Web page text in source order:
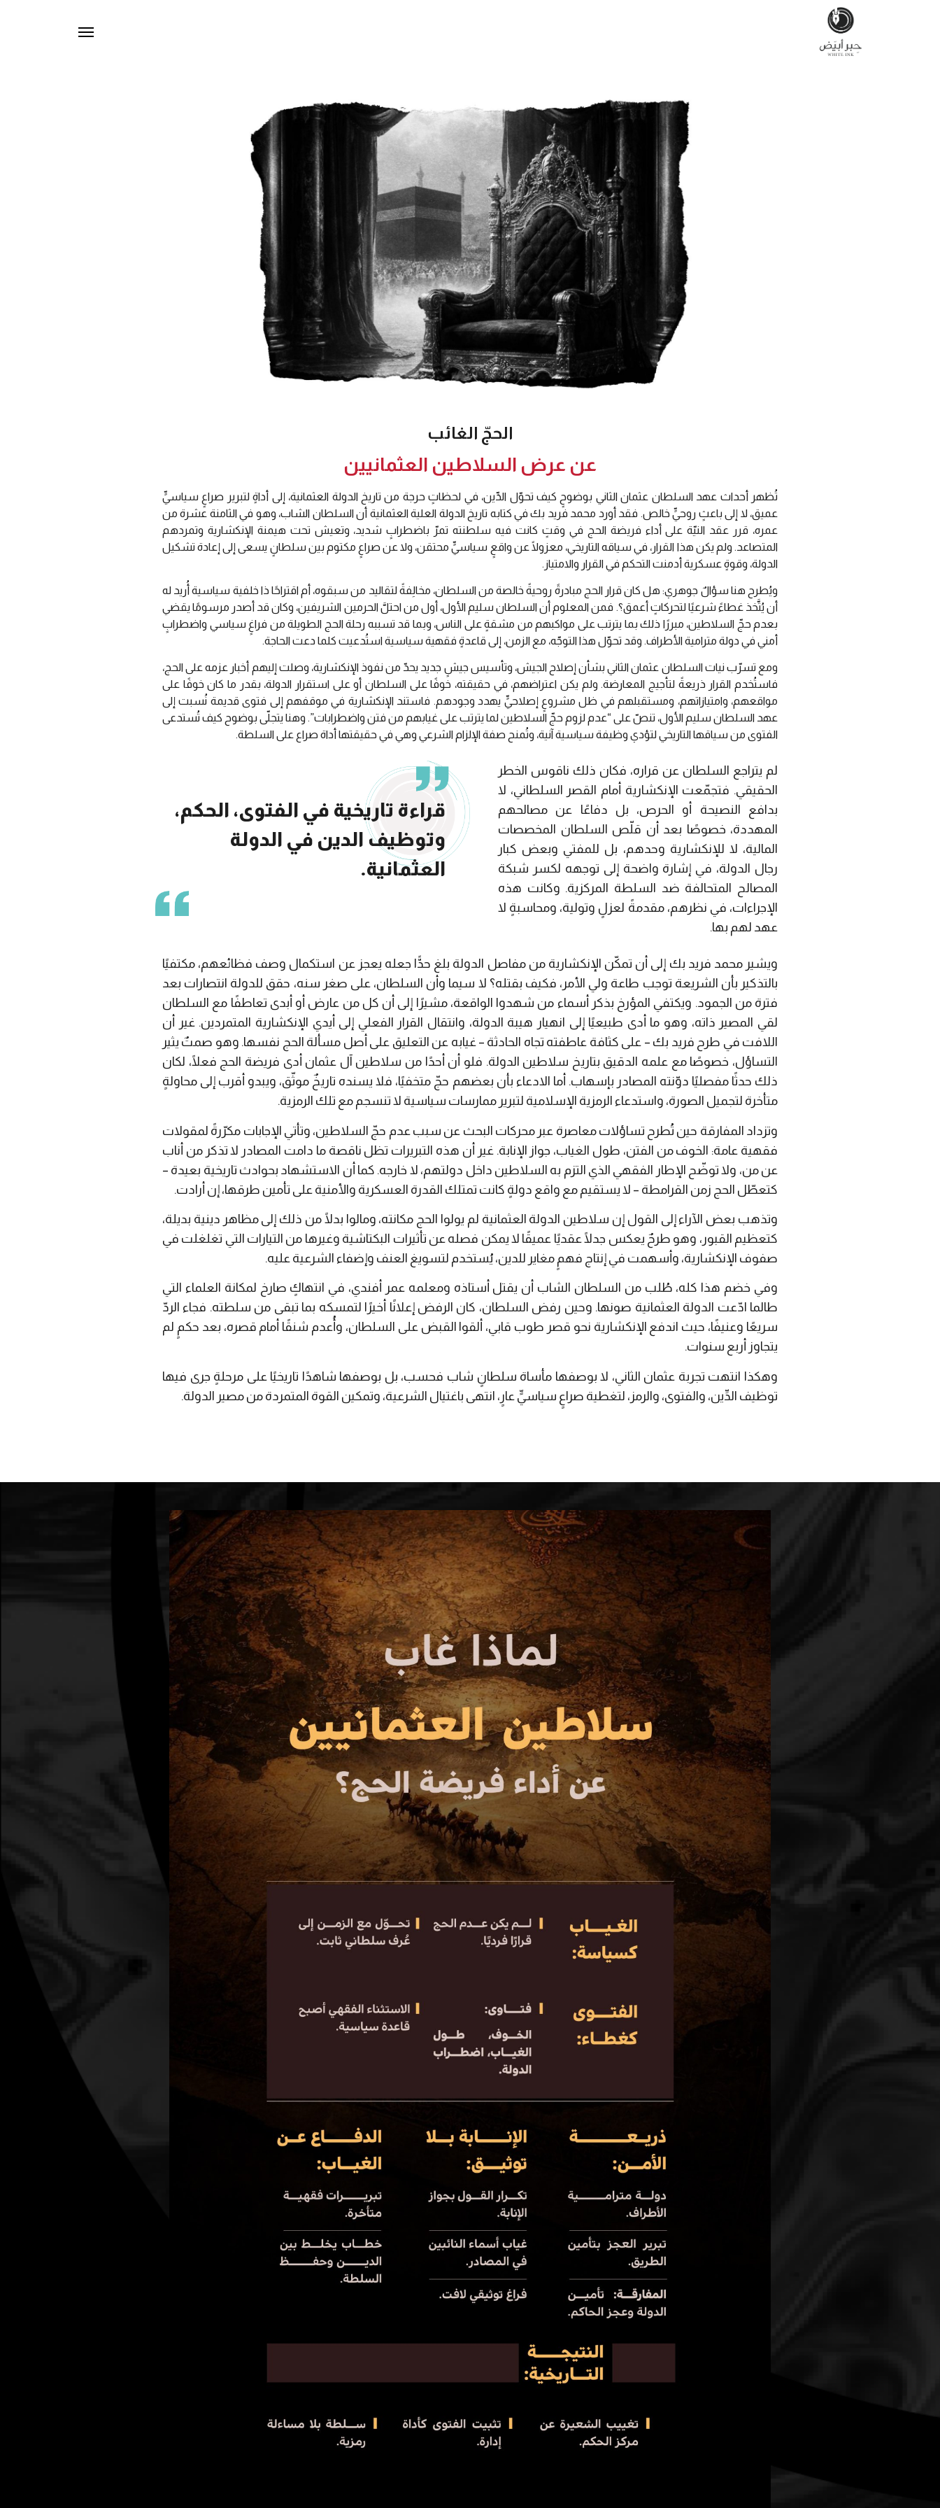
الحجّ الغائب
عن عرض السلاطين العثمانيين
تُظهر أحداث عهد السلطان عثمان الثاني بوضوحٍ كيف تحوّل الدِّين، في لحظاتٍ حرجة من تاريخ الدولة العثمانية، إلى أداةٍ لتبرير صراعٍ سياسيٍّ
عميق، لا إلى باعثٍ روحيٍّ خالص. فقد أورد محمد فريد بك في كتابه تاريخ الدولة العلية العثمانية أن السلطان الشاب، وهو في الثامنة عشرة من
عمره، قرر عقد النيّة على أداء فريضة الحج في وقتٍ كانت فيه سلطنته تمرّ باضطرابٍ شديد، وتعيش تحت هيمنة الإنكشارية وتمردهم
المتصاعد. ولم يكن هذا القرار، في سياقه التاريخي، معزولًا عن واقعٍ سياسيٍّ محتقن، ولا عن صراعٍ مكتوم بين سلطانٍ يسعى إلى إعادة تشكيل
الدولة، وقوةٍ عسكرية أدمنت التحكم في القرار والامتياز.
ويُطرح هنا سؤالٌ جوهري: هل كان قرار الحج مبادرةً روحيةً خالصة من السلطان، مخالِفةً لتقاليد من سبقوه، أم اقتراحًا ذا خلفية سياسية أُريد له
أن يُتَّخذ غطاءً شرعيًا لتحركاتٍ أعمق؟. فمن المعلوم أن السلطان سليم الأول، أول من احتلَّ الحرمين الشريفين، وكان قد أصدر مرسومًا يقضي
بعدم حجّ السلاطين، مبررًا ذلك بما يترتب على مواكبهم من مشقةٍ على الناس، وبما قد تسببه رحلة الحج الطويلة من فراغٍ سياسي واضطرابٍ
أمني في دولة مترامية الأطراف. وقد تحوّل هذا التوجّه، مع الزمن، إلى قاعدةٍ فقهية سياسية استُدعيت كلما دعت الحاجة.
ومع تسرّب نيات السلطان عثمان الثاني بشأن إصلاح الجيش، وتأسيس جيشٍ جديد يحدّ من نفوذ الإنكشارية، وصلت إليهم أخبار عزمه على الحج،
فاستُخدم القرار ذريعةً لتأجيج المعارضة. ولم يكن اعتراضهم، في حقيقته، خوفًا على السلطان أو على استقرار الدولة، بقدر ما كان خوفًا على
مواقعهم، وامتيازاتهم، ومستقبلهم في ظل مشروعٍ إصلاحيٍّ يهدد وجودهم. فاستند الإنكشارية في موقفهم إلى فتوى قديمة نُسبت إلى
عهد السلطان سليم الأول، تنصّ على “عدم لزوم حجّ السلاطين لما يترتب على غيابهم من فتن واضطرابات”. وهنا يتجلّى بوضوح كيف تُستدعى
الفتوى من سياقها التاريخي لتؤدي وظيفة سياسية آنية، وتُمنح صفة الإلزام الشرعي وهي في حقيقتها أداة صراع على السلطة.
لم يتراجع السلطان عن قراره، فكان ذلك ناقوس الخطر
الحقيقي. فتجمّعت الإنكشارية أمام القصر السلطاني، لا
بدافع النصيحة أو الحرص، بل دفاعًا عن مصالحهم
المهددة، خصوصًا بعد أن قلّص السلطان المخصصات
المالية، لا للإنكشارية وحدهم، بل للمفتي وبعض كبار
رجال الدولة، في إشارة واضحة إلى توجهه لكسر شبكة
المصالح المتحالفة ضد السلطة المركزية. وكانت هذه
الإجراءات، في نظرهم، مقدمةً لعزلٍ وتولية، ومحاسبةٍ لا
عهد لهم بها.
قراءة تاريخية في الفتوى، الحكم،
وتوظيف الدين في الدولة
العثمانية.
ويشير محمد فريد بك إلى أن تمكّن الإنكشارية من مفاصل الدولة بلغ حدًّا جعله يعجز عن استكمال وصف فظائعهم، مكتفيًا
بالتذكير بأن الشريعة توجب طاعة ولي الأمر، فكيف بقتله؟ لا سيما وأن السلطان، على صغر سنه، حقق للدولة انتصارات بعد
فترة من الجمود. ويكتفي المؤرخ بذكر أسماء من شهدوا الواقعة، مشيرًا إلى أن كل من عارض أو أبدى تعاطفًا مع السلطان
لقي المصير ذاته، وهو ما أدى طبيعيًا إلى انهيار هيبة الدولة، وانتقال القرار الفعلي إلى أيدي الإنكشارية المتمردين. غير أن
اللافت في طرح فريد بك – على كثافة عاطفته تجاه الحادثة – غيابه عن التعليق على أصل مسألة الحج نفسها. وهو صمتٌ يثير
التساؤل، خصوصًا مع علمه الدقيق بتاريخ سلاطين الدولة. فلو أن أحدًا من سلاطين آل عثمان أدى فريضة الحج فعلًا، لكان
ذلك حدثًا مفصليًا دوّنته المصادر بإسهاب. أما الادعاء بأن بعضهم حجّ متخفيًا، فلا يسنده تاريخٌ موثّق، ويبدو أقرب إلى محاولةٍ
متأخرة لتجميل الصورة، واستدعاء الرمزية الإسلامية لتبرير ممارسات سياسية لا تنسجم مع تلك الرمزية.
وتزداد المفارقة حين تُطرح تساؤلات معاصرة عبر محركات البحث عن سبب عدم حجّ السلاطين، وتأتي الإجابات مكرّرةً لمقولات
فقهية عامة: الخوف من الفتن، طول الغياب، جواز الإنابة. غير أن هذه التبريرات تظل ناقصة ما دامت المصادر لا تذكر من أناب
عن من، ولا توضّح الإطار الفقهي الذي التزم به السلاطين داخل دولتهم، لا خارجه. كما أن الاستشهاد بحوادث تاريخية بعيدة –
كتعطّل الحج زمن القرامطة – لا يستقيم مع واقع دولةٍ كانت تمتلك القدرة العسكرية والأمنية على تأمين طرقها، إن أرادت.
وتذهب بعض الآراء إلى القول إن سلاطين الدولة العثمانية لم يولوا الحج مكانته، ومالوا بدلًا من ذلك إلى مظاهر دينية بديلة،
كتعظيم القبور، وهو طرحٌ يعكس جدلًا عقديًا عميقًا لا يمكن فصله عن تأثيرات البكتاشية وغيرها من التيارات التي تغلغلت في
صفوف الإنكشارية، وأسهمت في إنتاج فهمٍ مغاير للدين، يُستخدم لتسويغ العنف وإضفاء الشرعية عليه.
وفي خضم هذا كله، طُلب من السلطان الشاب أن يقتل أستاذه ومعلمه عمر أفندي، في انتهاكٍ صارخ لمكانة العلماء التي
طالما ادّعت الدولة العثمانية صونها. وحين رفض السلطان، كان الرفض إعلانًا أخيرًا لتمسكه بما تبقى من سلطته. فجاء الردّ
سريعًا وعنيفًا، حيث اندفع الإنكشارية نحو قصر طوب قابي، ألقوا القبض على السلطان، وأُعدم شنقًا أمام قصره، بعد حكمٍ لم
يتجاوز أربع سنوات.
وهكذا انتهت تجربة عثمان الثاني، لا بوصفها مأساة سلطانٍ شاب فحسب، بل بوصفها شاهدًا تاريخيًا على مرحلةٍ جرى فيها
توظيف الدِّين، والفتوى، والرمز، لتغطية صراعٍ سياسيٍّ عارٍ، انتهى باغتيال الشرعية، وتمكين القوة المتمردة من مصير الدولة.